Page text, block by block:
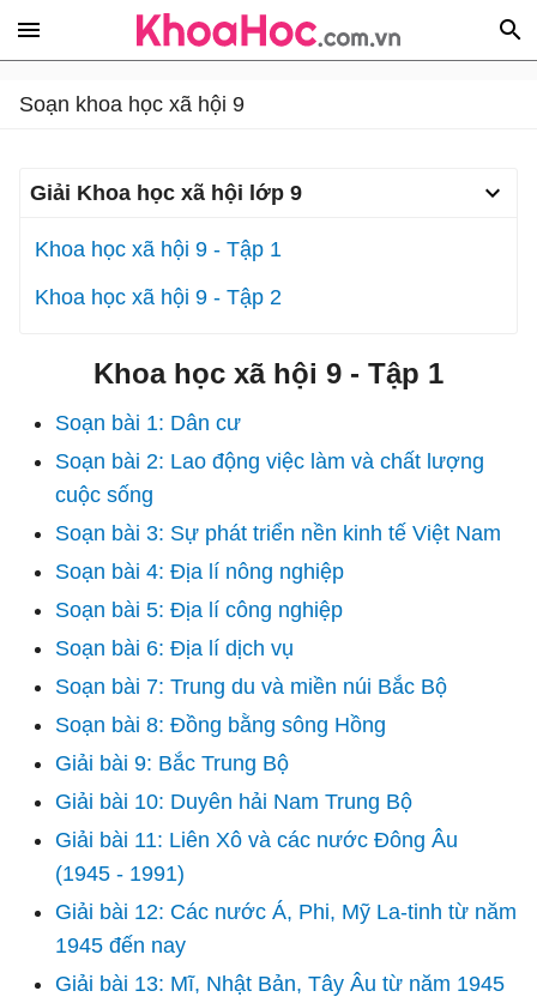
Soạn khoa học xã hội 9
Giải Khoa học xã hội lớp 9
Khoa học xã hội 9 - Tập 1
Khoa học xã hội 9 - Tập 2
Khoa học xã hội 9 - Tập 1
Soạn bài 1: Dân cư
Soạn bài 2: Lao động việc làm và chất lượng
cuộc sống
Soạn bài 3: Sự phát triển nền kinh tế Việt Nam
Soạn bài 4: Địa lí nông nghiệp
Soạn bài 5: Địa lí công nghiệp
Soạn bài 6: Địa lí dịch vụ
Soạn bài 7: Trung du và miền núi Bắc Bộ
Soạn bài 8: Đồng bằng sông Hồng
Giải bài 9: Bắc Trung Bộ
Giải bài 10: Duyên hải Nam Trung Bộ
Giải bài 11: Liên Xô và các nước Đông Âu
(1945 - 1991)
Giải bài 12: Các nước Á, Phi, Mỹ La-tinh từ năm
1945 đến nay
Giải bài 13: Mĩ, Nhật Bản, Tây Âu từ năm 1945